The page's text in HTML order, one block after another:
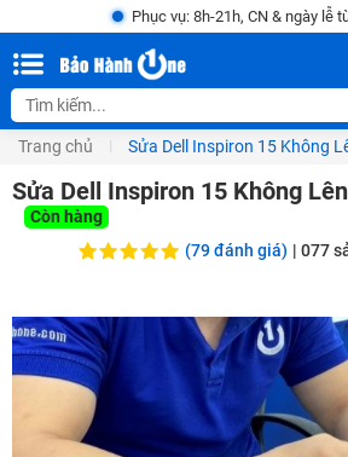
Phục vụ: 8h-21h, CN & ngày lễ
Trang chủ Sửa Dell Inspiron 15 Không
Sửa Dell Inspiron 15 Không
Còn hàng
(79 đánh giá) | 077